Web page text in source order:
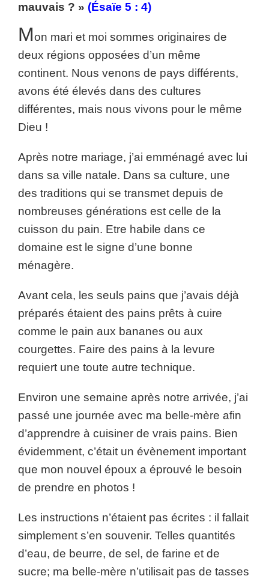
mauvais ? » (Ésaïe 5 : 4)
Mon mari et moi sommes originaires de
deux régions opposées d’un même
continent. Nous venons de pays différents,
avons été élevés dans des cultures
différentes, mais nous vivons pour le même
Dieu !
Après notre mariage, j’ai emménagé avec lui
dans sa ville natale. Dans sa culture, une
des traditions qui se transmet depuis de
nombreuses générations est celle de la
cuisson du pain. Etre habile dans ce
domaine est le signe d’une bonne
ménagère.
Avant cela, les seuls pains que j’avais déjà
préparés étaient des pains prêts à cuire
comme le pain aux bananes ou aux
courgettes. Faire des pains à la levure
requiert une toute autre technique.
Environ une semaine après notre arrivée, j’ai
passé une journée avec ma belle-mère afin
d’apprendre à cuisiner de vrais pains. Bien
évidemment, c’était un évènement important
que mon nouvel époux a éprouvé le besoin
de prendre en photos !
Les instructions n’étaient pas écrites : il fallait
simplement s’en souvenir. Telles quantités
d’eau, de beurre, de sel, de farine et de
sucre; ma belle-mère n’utilisait pas de tasses